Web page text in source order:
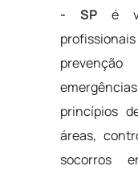
- SP é
princípios
áreas,
socorros